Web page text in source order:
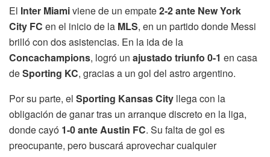
El Inter Miamiviene de un empate2-2 ante New York
City FC en el inicio de la MLS, en un partido donde Messi
brilló con dos asistencias. En la ida de la
Concachampions, logró un ajustado triunfo 0-1 en casa
deSporting KC, gracias a un gol del astro argentino.
Por su parte, el Sporting Kansas City llega con la
obligación de ganar tras un arranque discreto en la liga,
donde cayó 1-0 ante Austin FC. Su falta de gol es
preocupante, pero buscará aprovechar cualquier